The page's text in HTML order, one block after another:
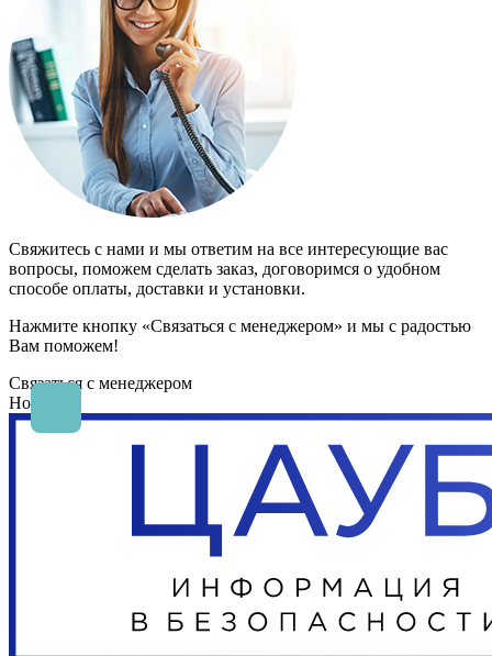
Свяжитесь с нами и мы ответим на все интересующие вас
вопросы, поможем сделать заказ, договоримся о удобном
способе оплаты, доставки и установки.
Нажмите кнопку «Связаться с менеджером» и мы с радостью
Вам поможем!
Связаться с менеджером
Новости